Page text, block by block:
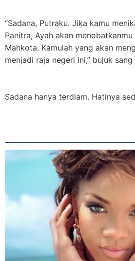
“Sadana, Putraku. Jika kamu
Panitra, Ayah akan
Mahkota. Kamulah yang akan
menjadi raja negeri ini,” bujuk sang
Sadana hanya terdiam. Hatinya